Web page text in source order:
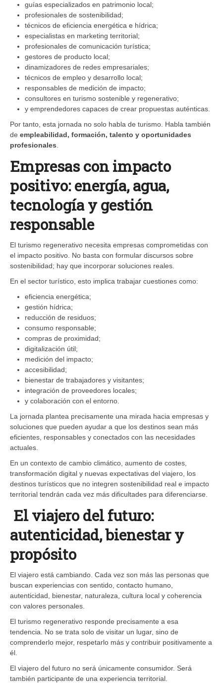
guías especializados en patrimonio local;
profesionales de sostenibilidad;
técnicos de eficiencia energética e hídrica;
especialistas en marketing territorial;
profesionales de comunicación turística;
gestores de producto local;
dinamizadores de redes empresariales;
técnicos de empleo y desarrollo local;
responsables de medición de impacto;
consultores en turismo sostenible y regenerativo;
y emprendedores capaces de crear propuestas auténticas.
Por tanto, esta jornada no solo habla de turismo. Habla también
de empleabilidad, formación, talento y oportunidades
profesionales
Empresas con impacto
positivo: energía, agua,
tecnología y gestión
responsable
El turismo regenerativo necesita empresas comprometidas con
el impacto positivo. No basta con formular discursos sobre
sostenibilidad; hay que incorporar soluciones reales.
En el sector turístico, esto implica trabajar cuestiones como:
eficiencia energética;
gestión hídrica;
reducción de residuos;
consumo responsable;
compras de proximidad;
digitalización útil;
medición del impacto;
accesibilidad;
bienestar de trabajadores y visitantes;
integración de proveedores locales;
y colaboración con el entorno.
La jornada plantea precisamente una mirada hacia empresas y
soluciones que pueden ayudar a que los destinos sean más
eficientes, responsables y conectados con las necesidades
actuales.
En un contexto de cambio climático, aumento de costes,
transformación digital y nuevas expectativas del viajero, los
destinos turísticos que no integren sostenibilidad real e impacto
territorial tendrán cada vez más dificultades para diferenciarse.
El viajero del futuro:
autenticidad, bienestar y
propósito
El viajero está cambiando. Cada vez son más las personas que
buscan experiencias con sentido, contacto humano,
autenticidad, bienestar, naturaleza, cultura local y coherencia
con valores personales.
El turismo regenerativo responde precisamente a esa
tendencia. No se trata solo de visitar un lugar, sino de
comprenderlo mejor, respetarlo más y contribuir positivamente a
él.
El viajero del futuro no será únicamente consumidor. Será
también participante de una experiencia territorial.